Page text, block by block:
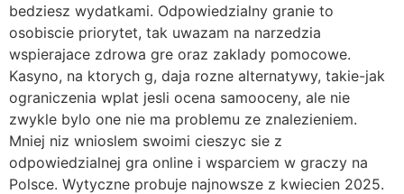
bedziesz wydatkami. Odpowiedzialny granie to
osobiscie priorytet, tak uwazam na narzedzia
wspierajace zdrowa gre oraz zaklady pomocowe.
Kasyno, na ktorych g, daja rozne alternatywy, takie-jak
ograniczenia wplat jesli ocena samooceny, ale nie
zwykle bylo one nie ma problemu ze znalezieniem.
Mniej niz wnioslem swoimi cieszyc sie z
odpowiedzialnej gra online i wsparciem w graczy na
Polsce. Wytyczne probuje najnowsze z kwiecien 2025.